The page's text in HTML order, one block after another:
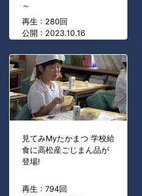
～
再生 : 280回
公開 : 2023.10.16
見てみMyたかまつ 学校給
食に高松産ごじまん品が
登場!
再生 : 794回